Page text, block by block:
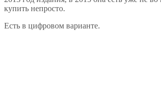
купить непросто.
Есть в цифровом варианте.